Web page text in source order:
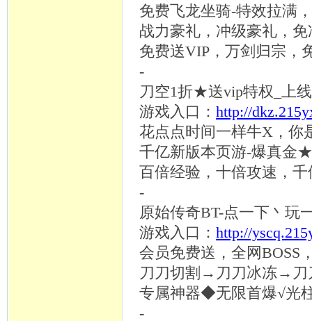
免费飞龙坐骑-特效拉满
战力豪礼，冲级豪礼，
免费送VIP，万剑归宗，
-
刀空1折★送vip特权_上
游戏入口： http://
花点点时间一样牛X，你
千亿新版本页游-爆真金
百倍经验，十倍攻速，
-
原始传奇BT-点一下丶玩
游戏入口： http://
会员免费送，全网BOSS
刀刀切割 →刀刀冰冻→刀
专属神器◆无限首爆√光
-